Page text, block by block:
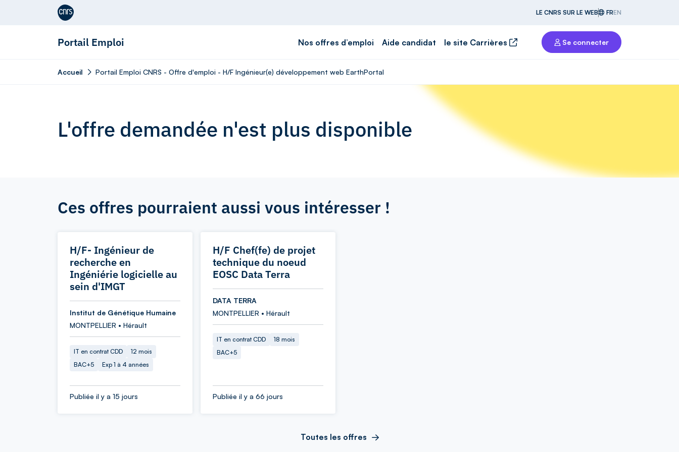
Aller au contenu
LE CNRS SUR LE WEB FREN
Portail Emploi Nos offres d’emploi Aide candidat le site Carrières Se connecter
Accueil Portail Emploi CNRS - Offre d'emploi - H/F Ingénieur(e) développement web EarthPortal
L'offre demandée n'est plus disponible
Ces offres pourraient aussi vous intéresser !
H/F- Ingénieur de
recherche en
Ingéniérie logicielle au
sein d'IMGT
Institut de Génétique Humaine
MONTPELLIER • Hérault
IT en contrat CDD
12 mois
BAC+5
Exp 1 à 4 années
Publiée il y a 15 jours
H/F Chef(fe) de projet
technique du noeud
EOSC Data Terra
DATA TERRA
MONTPELLIER • Hérault
IT en contrat CDD
18 mois
BAC+5
Publiée il y a 66 jours
Toutes les offres